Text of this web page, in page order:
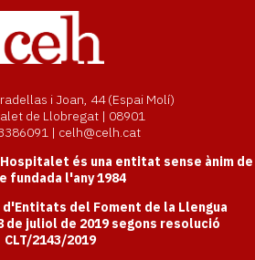
i Joan, 44 (Espai Molí)
de Llobregat | 08901
| celh@celh.cat
és una entitat sense ànim de
fundada l'any 1984
d'Entitats del Foment de la Llengua
de juliol de 2019 segons resolució
CLT/2143/2019